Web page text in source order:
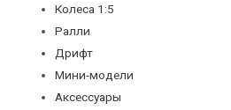
Колеса 1:5
Ралли
Дрифт
Мини-модели
Аксессуары